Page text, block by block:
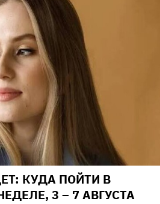
КУДА ПОЙТИ В
3 – 7 АВГУСТА